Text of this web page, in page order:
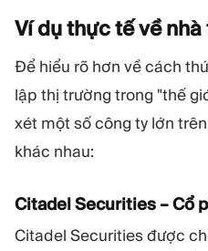
Ví dụ thực tế về
Để hiểu rõ hơn về cách
lập thị trường trong "thế
xét một số công ty lớn
khác nhau:
Citadel Securities – Cổ
Citadel Securities được